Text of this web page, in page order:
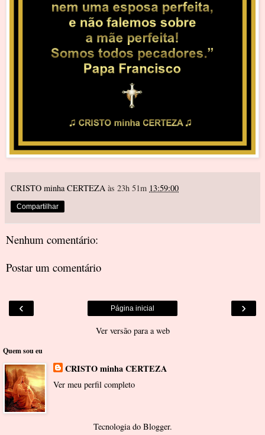
CRISTO minha CERTEZA às 23h 51m 13:59:00
Compartilhar
Nenhum comentário:
Postar um comentário
‹ ›
Página inicial
Ver versão para a web
Quem sou eu
CRISTO minha CERTEZA
Ver meu perfil completo
Tecnologia do Blogger.